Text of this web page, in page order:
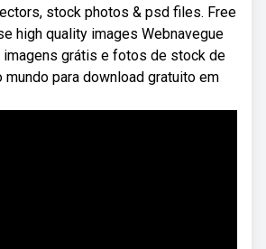
stock photos & psd files. Free
high quality images Webnavegue
grátis e fotos de stock de
para download gratuito em